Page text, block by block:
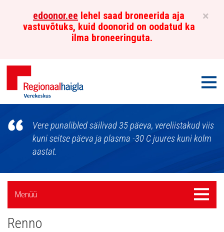
×
edoonor.ee lehel saad broneerida aja
vastuvõtuks, kuid doonorid on oodatud ka
ilma broneeringuta.
Põhja-
Eesti
Regionaalhaigla
Verekeskus
Vere punalibled säilivad 35 päeva, vereliistakud viis
kuni seitse päeva ja plasma -30 C juures kuni kolm
aastat.
Külgpaani
navigatsioon
Menüü
Menüü
Patsientide lood
Renno